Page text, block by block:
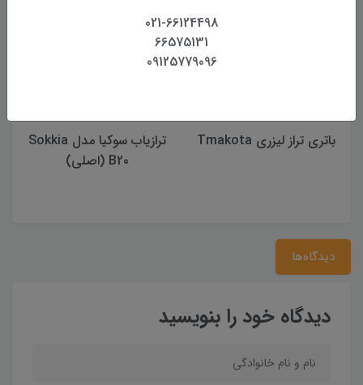
باتری تراز لیزری Tmakota
ترازیاب سوکیا مدل Sokkia
B20 (اصلی)
دیدگاه‌ها
دیدگاه خود را بنویسید
021-66124498
66575131
09125779096